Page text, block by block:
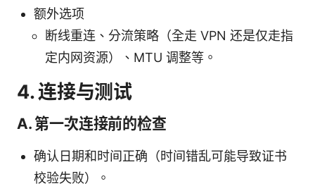
额外选项
断线重连、分流策略（全走 VPN 还是仅走指
定内网资源）、MTU 调整等。
4. 连接与测试
A. 第一次连接前的检查
确认日期和时间正确（时间错乱可能导致证书
校验失败）。